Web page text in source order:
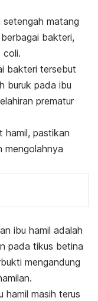
setengah matang
bakteri,
coli.
bakteri tersebut
buruk pada ibu
prematur
hamil, pastikan
mengolahnya
ibu hamil adalah
pada tikus betina
mengandung
hamil masih terus